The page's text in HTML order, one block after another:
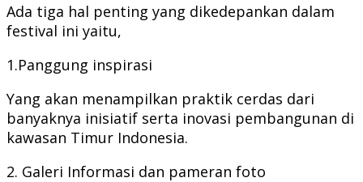
Ada tiga hal penting yang dikedepankan dalam
festival ini yaitu,
1.Panggung inspirasi
Yang akan menampilkan praktik cerdas dari
banyaknya inisiatif serta inovasi pembangunan di
kawasan Timur Indonesia.
2. Galeri Informasi dan pameran foto